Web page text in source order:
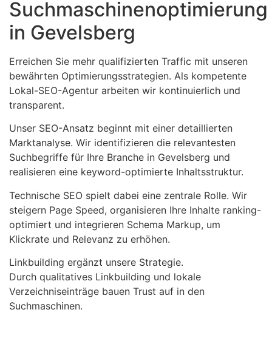
Suchmaschinenoptimierung
in Gevelsberg
Erreichen Sie mehr qualifizierten Traffic mit unseren
bewährten Optimierungsstrategien. Als kompetente
Lokal-SEO-Agentur arbeiten wir kontinuierlich und
transparent.
Unser SEO-Ansatz beginnt mit einer detaillierten
Marktanalyse. Wir identifizieren die relevantesten
Suchbegriffe für Ihre Branche in Gevelsberg und
realisieren eine keyword-optimierte Inhaltsstruktur.
Technische SEO spielt dabei eine zentrale Rolle. Wir
steigern Page Speed, organisieren Ihre Inhalte ranking-
optimiert und integrieren Schema Markup, um
Klickrate und Relevanz zu erhöhen.
Linkbuilding ergänzt unsere Strategie.
Durch qualitatives Linkbuilding und lokale
Verzeichniseinträge bauen Trust auf in den
Suchmaschinen.